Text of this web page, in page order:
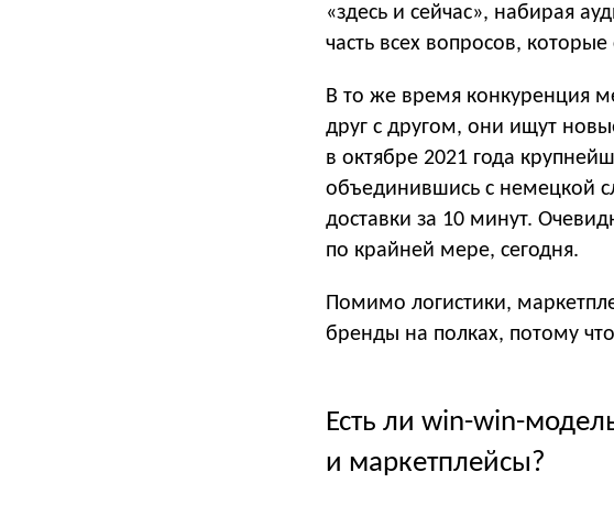
«здесь и сейчас», набирая
часть всех вопросов,
В то же время конкуренция
друг с другом, они ищут
в октябре 2021 года
объединившись с немецкой
доставки за 10 минут.
по крайней мере, сегодня.
Помимо логистики,
бренды на полках, потому
Есть ли win-win-
и маркетплейсы?